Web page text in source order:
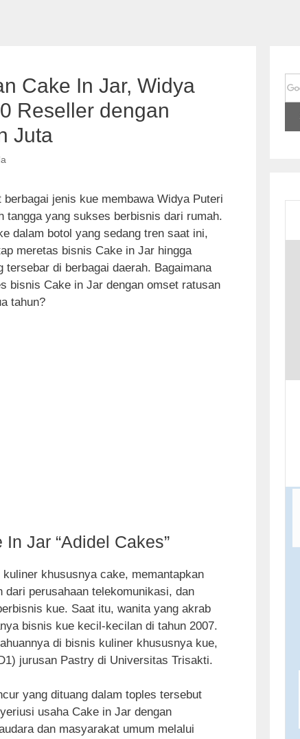
Cake In Jar, Widya
Reseller dengan
Juta
jenis kue membawa Widya Puteri
tangga yang sukses berbisnis dari rumah.
dalam botol yang sedang tren saat ini,
meretas bisnis Cake in Jar hingga
tersebar di berbagai daerah. Bagaimana
bisnis Cake in Jar dengan omset ratusan
tahun?
Jar “Adidel Cakes”
khususnya cake, memantapkan
dari perusahaan telekomunikasi, dan
kue. Saat itu, wanita yang akrab
bisnis kue kecil-kecilan di tahun 2007.
di bisnis kuliner khususnya kue,
jurusan Pastry di Universitas Trisakti.
yang dituang dalam toples tersebut
usaha Cake in Jar dengan
dan masyarakat umum melalui